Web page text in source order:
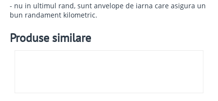
- nu in ultimul rand, sunt anvelope de iarna care asigura un
bun randament kilometric.
Produse similare